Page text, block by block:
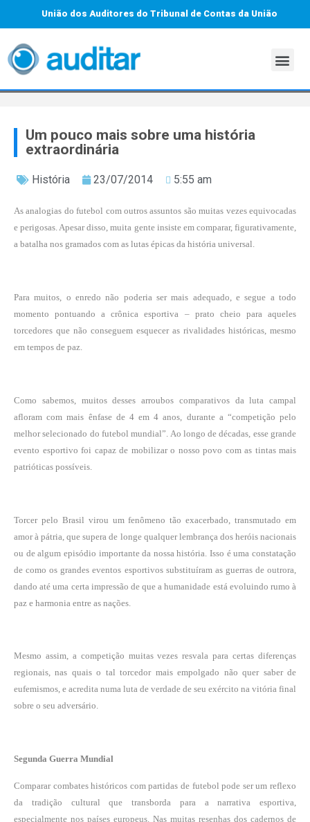
União dos Auditores do Tribunal de Contas da União
Um pouco mais sobre uma história
extraordinária
História 23/07/2014 5:55 am
As analogias do futebol com outros assuntos são muitas vezes equivocadas
e perigosas. Apesar disso, muita gente insiste em comparar, figurativamente,
a batalha nos gramados com as lutas épicas da história universal.
Para muitos, o enredo não poderia ser mais adequado, e segue a todo
momento pontuando a crônica esportiva – prato cheio para aqueles
torcedores que não conseguem esquecer as rivalidades históricas, mesmo
em tempos de paz.
Como sabemos, muitos desses arroubos comparativos da luta campal
afloram com mais ênfase de 4 em 4 anos, durante a “competição pelo
melhor selecionado do futebol mundial”. Ao longo de décadas, esse grande
evento esportivo foi capaz de mobilizar o nosso povo com as tintas mais
patrióticas possíveis.
Torcer pelo Brasil virou um fenômeno tão exacerbado, transmutado em
amor à pátria, que supera de longe qualquer lembrança dos heróis nacionais
ou de algum episódio importante da nossa história. Isso é uma constatação
de como os grandes eventos esportivos substituíram as guerras de outrora,
dando até uma certa impressão de que a humanidade está evoluindo rumo à
paz e harmonia entre as nações.
Mesmo assim, a competição muitas vezes resvala para certas diferenças
regionais, nas quais o tal torcedor mais empolgado não quer saber de
eufemismos, e acredita numa luta de verdade de seu exército na vitória final
sobre o seu adversário.
Segunda Guerra Mundial
Comparar combates históricos com partidas de futebol pode ser um reflexo
da tradição cultural que transborda para a narrativa esportiva,
especialmente nos países europeus. Nas muitas resenhas dos cadernos de